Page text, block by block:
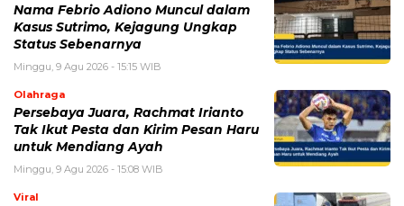
Nama Febrio Adiono Muncul dalam
Kasus Sutrimo, Kejagung Ungkap
Status Sebenarnya
Minggu, 9 Agu 2026 - 15:15 WIB
Olahraga
Persebaya Juara, Rachmat Irianto
Tak Ikut Pesta dan Kirim Pesan Haru
untuk Mendiang Ayah
Minggu, 9 Agu 2026 - 15:08 WIB
Viral